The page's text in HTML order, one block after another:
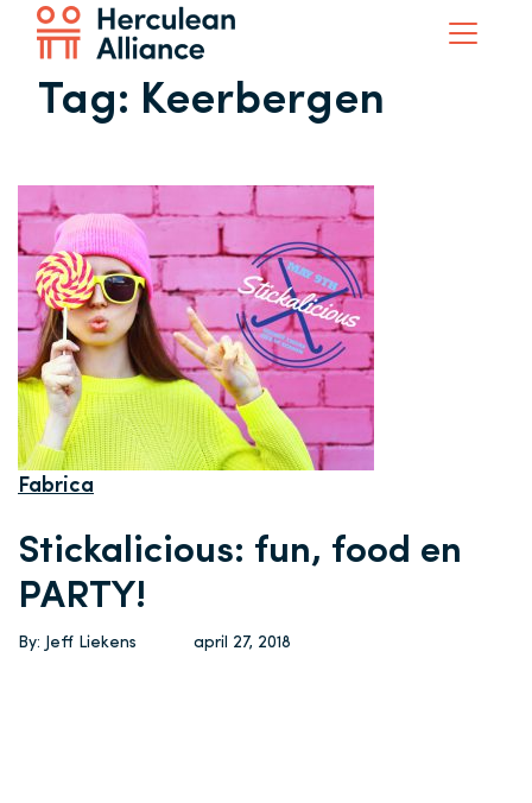
Tag: Keerbergen
Fabrica
Stickalicious: fun, food en
PARTY!
By: Jeff Liekens april 27, 2018